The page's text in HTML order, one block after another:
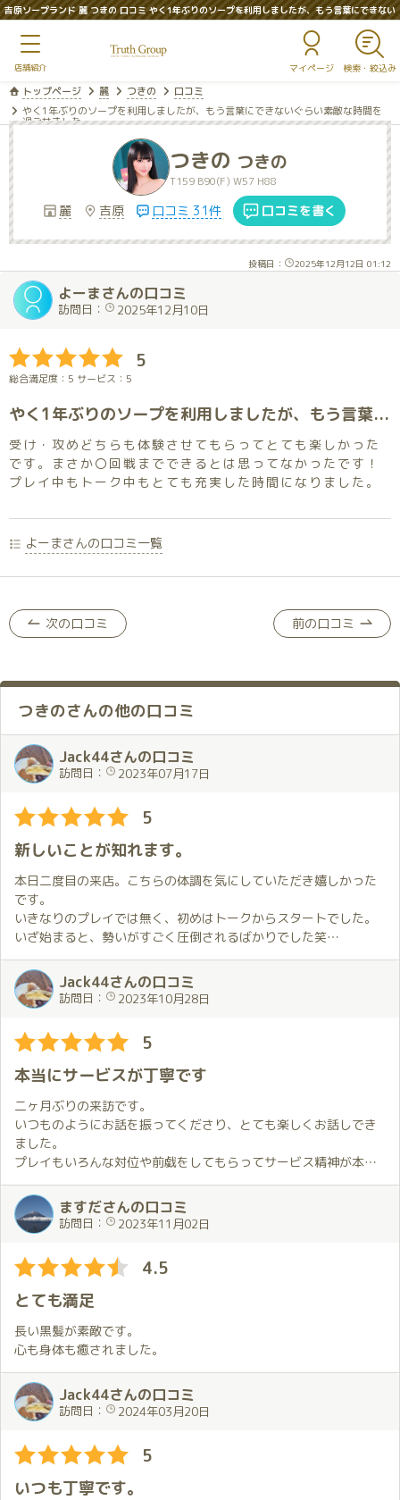
吉原ソープランド 麗 つきの 口コミ やく1年ぶりのソープを利用しましたが、もう言葉にできない
マイページ
トップページ 麗 つきの
口コミ
やく1年ぶりのソープを利用しましたが、もう言葉にできないぐらい素敵な時間を
過ごせました。
つきの つきの
T159 B90(F) W57 H88
麗 吉原 口コミ 31件 口コミを書く
投稿日： 2025年12月12日 01:12
よーまさんの口コミ
訪問日： 2025年12月10日
5
総合満足度：5 サービス：5
やく1年ぶりのソープを利用しましたが、もう言葉にできないぐらい素敵な時間を過ごせました。
受け・攻めどちらも体験させてもらってとても楽しかった
です。まさか〇回戦までできるとは思ってなかったです！
プレイ中もトーク中もとても充実した時間になりました。
よーまさんの口コミ一覧
次の口コミ 前の口コミ
つきのさんの他の口コミ
Jack44さんの口コミ
訪問日： 2023年07月17日
5
新しいことが知れます。
本日二度目の来店。こちらの体調を気にしていただき嬉しかった
です。
いきなりのプレイでは無く、初めはトークからスタートでした。
いざ始まると、勢いがすごく圧倒されるばかりでした笑
色んなプレイをして頂けるので、たくさんのことを体験出来まし
た。また、タイミングが合えば遊びに行きたいです！
Jack44さんの口コミ
訪問日： 2023年10月28日
5
本当にサービスが丁寧です
二ヶ月ぶりの来訪です。
いつものようにお話を振ってくださり、とても楽しくお話しでき
ました。
プレイもいろんな対位や前戯をしてもらってサービス精神が本当
に素晴らしいと思いました。
また、今回体の不調を気付いてくださり、色々と原因を一緒に考
えて頂き嬉しかったです。アドバイスも貰ったので、次回までに
少しでも調子を戻していきたいと思います。
ますださんの口コミ
訪問日： 2023年11月02日
4.5
とても満足
長い黒髪が素敵です。
心も身体も癒されました。
Jack44さんの口コミ
訪問日： 2024年03月20日
5
いつも丁寧です。